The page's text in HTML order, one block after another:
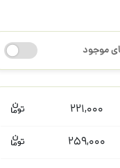
موجود
221,000
259,000